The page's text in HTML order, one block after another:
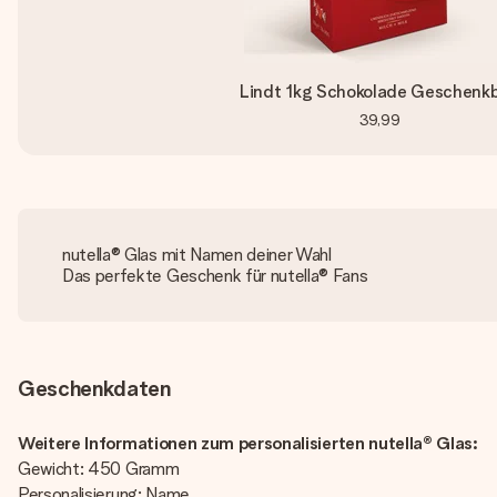
Lindt 1kg Schokolade
39,99
nutella® Glas mit Namen deiner Wahl
Das perfekte Geschenk für nutella® Fans
Geschenkdaten
Weitere Informationen zum personalisierten nutella® Glas:
Gewicht: 450 Gramm